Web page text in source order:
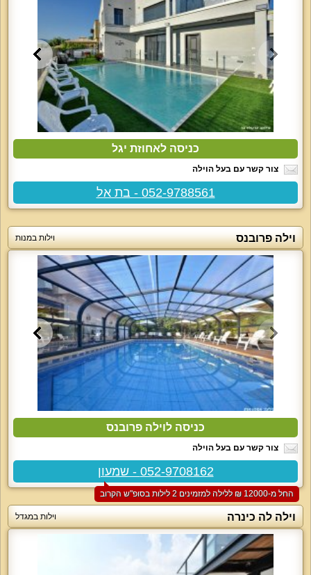
כניסה לאחוזת יגל
צור קשר עם בעל הוילה
052-9788561 - בת אל
וילה פרובנס וילות במנות
כניסה לוילה פרובנס
צור קשר עם בעל הוילה
052-9708162 - שמעון
החל מ-‏12000 ₪ ללילה למזמינים 2 לילות בסופ"ש הקרוב
וילה לה כינרה וילות במגדל